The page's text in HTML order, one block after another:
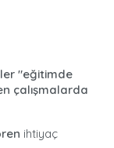
"eğitimde
çalışmalarda
ihtiyaç